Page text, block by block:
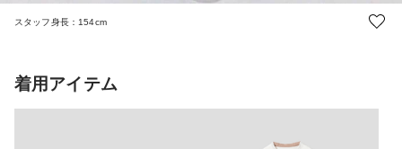
スタッフ身長：154cm
着用アイテム